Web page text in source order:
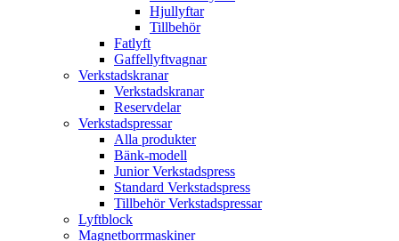
Hjullyftar
Tillbehör
Fatlyft
Gaffellyftvagnar
Verkstadskranar
Verkstadskranar
Reservdelar
Verkstadspressar
Alla produkter
Bänk-modell
Junior Verkstadspress
Standard Verkstadspress
Tillbehör Verkstadspressar
Lyftblock
Magnetborrmaskiner